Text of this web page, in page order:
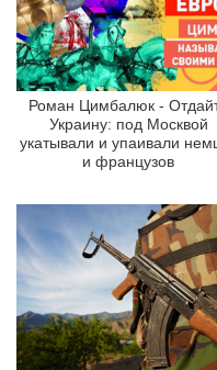
Роман Цимбалюк -
Украину: под Москвой
укатывали и упаивали
и французов